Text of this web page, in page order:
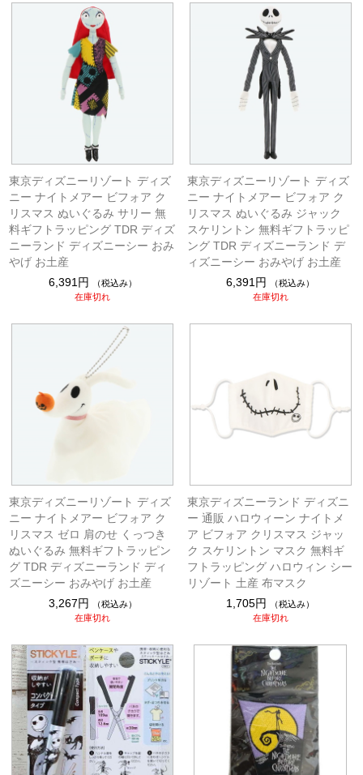
東京ディズニーリゾート ディズ
ニー ナイトメアー ビフォア ク
リスマス ぬいぐるみ サリー 無
料ギフトラッピング TDR ディズ
ニーランド ディズニーシー おみ
やげ お土産
6,391円
（税込み）
在庫切れ
東京ディズニーリゾート ディズ
ニー ナイトメアー ビフォア ク
リスマス ぬいぐるみ ジャック
スケリントン 無料ギフトラッピ
ング TDR ディズニーランド デ
ィズニーシー おみやげ お土産
6,391円
（税込み）
在庫切れ
東京ディズニーリゾート ディズ
ニー ナイトメアー ビフォア ク
リスマス ゼロ 肩のせ くっつき
ぬいぐるみ 無料ギフトラッピン
グ TDR ディズニーランド ディ
ズニーシー おみやげ お土産
3,267円
（税込み）
在庫切れ
東京ディズニーランド ディズニ
ー 通販 ハロウィーン ナイトメ
ア ビフォア クリスマス ジャッ
ク スケリントン マスク 無料ギ
フトラッピング ハロウィン シー
リゾート 土産 布マスク
1,705円
（税込み）
在庫切れ